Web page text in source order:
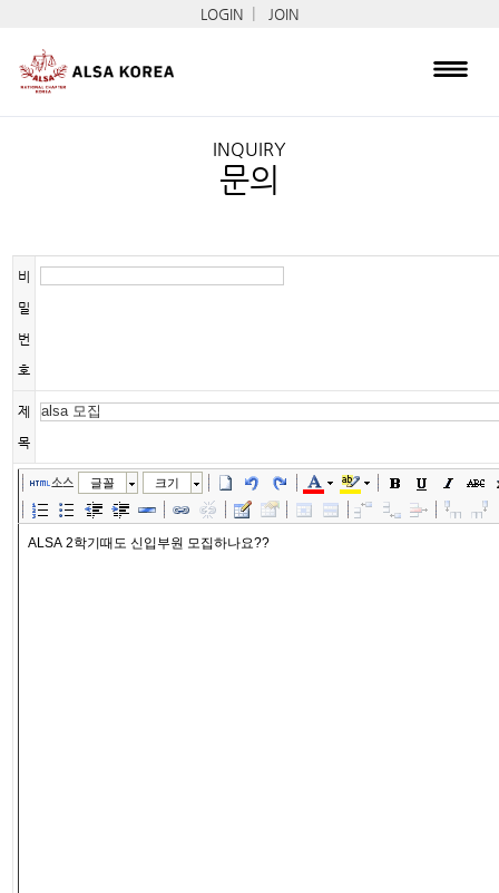
LOGIN JOIN
INQUIRY
문의
비
밀
번
호
제
목
소스 글꼴 크기